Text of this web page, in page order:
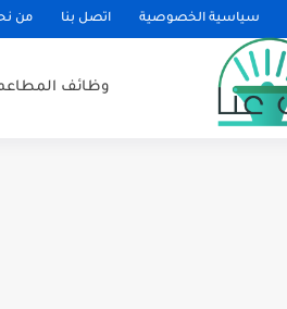
سياسية الخصوصية اتصل بنا من
وظائف